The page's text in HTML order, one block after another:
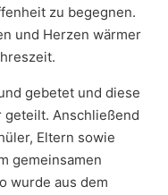
zu begegnen.
und Herzen wärmer
gebetet und diese
geteilt. Anschließend
Eltern sowie
gemeinsamen
wurde aus dem